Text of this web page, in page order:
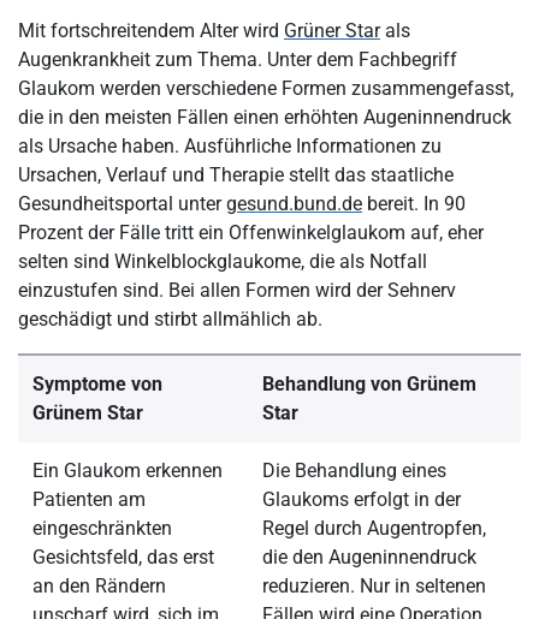
Mit fortschreitendem Alter wird Grüner Starals
Augenkrankheit zum Thema. Unter dem Fachbegriff
Glaukom werden verschiedene Formen zusammengefasst,
die in den meisten Fällen einen erhöhten Augeninnendruck
als Ursache haben. Ausführliche Informationen zu
Ursachen, Verlauf und Therapie stellt das staatliche
Gesundheitsportal untergesund.bund.de bereit. In 90
Prozent der Fälle tritt ein Offenwinkelglaukom auf, eher
selten sind Winkelblockglaukome, die als Notfall
einzustufen sind. Bei allen Formen wird der Sehnerv
geschädigt und stirbt allmählich ab.
Symptome von
Grünem Star
Behandlung von Grünem
Star
Ein Glaukom erkennen
Patienten am
eingeschränkten
Gesichtsfeld, das erst
an den Rändern
Die Behandlung eines
Glaukoms erfolgt in der
Regel durch Augentropfen,
die den Augeninnendruck
reduzieren. Nur in seltenen